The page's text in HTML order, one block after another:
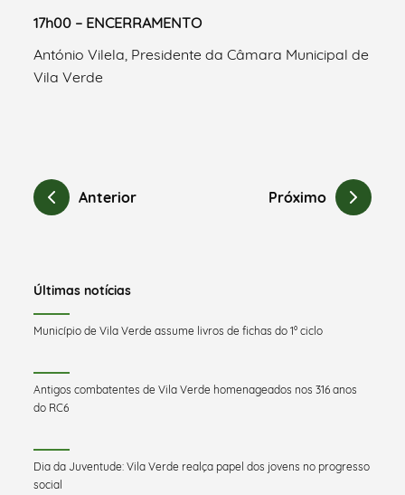
17h00 – ENCERRAMENTO
António Vilela, Presidente da Câmara Municipal de
Vila Verde
Anterior Próximo
Últimas notícias
Município de Vila Verde assume livros de fichas do 1º ciclo
Antigos combatentes de Vila Verde homenageados nos 316 anos
do RC6
Dia da Juventude: Vila Verde realça papel dos jovens no progresso
social